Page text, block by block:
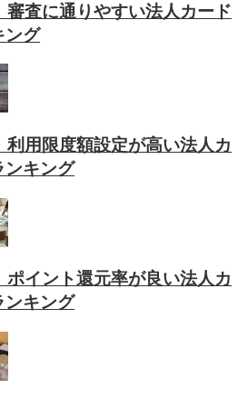
審査に通りやすい法人カード
ング
利用限度額設定が高い法人カ
ンキング
ポイント還元率が良い法人カ
ンキング